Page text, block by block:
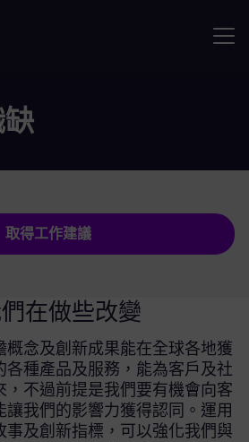
取得工作建議
在做些改變
概念及創新成果能在全球各地獲
各種產品及服務，能為客戶及社
，不過前提是我們要有機會向客
讓我們的影響力獲得認同。運用
事及創新指標，可以強化我們與